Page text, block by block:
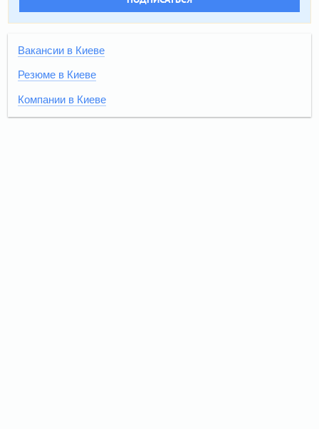
Вакансии в Киеве
Резюме в Киеве
Компании в Киеве